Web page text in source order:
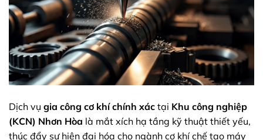
Dịch vụ gia công cơ khí chính xác tại Khu công nghiệp
(KCN) Nhơn Hòa là mắt xích hạ tầng kỹ thuật thiết yếu,
thúc đẩy sự hiện đại hóa cho ngành cơ khí chế tạo máy